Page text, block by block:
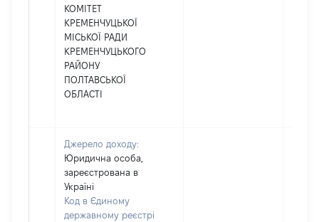
КОМІТЕТ
КРЕМЕНЧУЦЬКОЇ
МІСЬКОЇ РАДИ
КРЕМЕНЧУЦЬКОГО
РАЙОНУ
ПОЛТАВСЬКОЇ
ОБЛАСТІ
Джерело доходу:
Юридична особа,
зареєстрована в
Україні
Код в Єдиному
державному реєстрі